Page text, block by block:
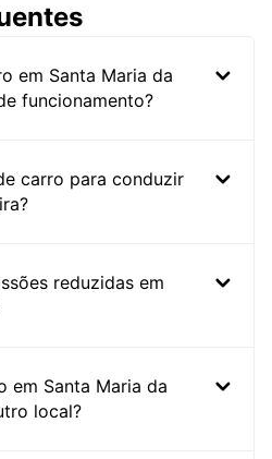
em Santa Maria da
funcionamento?
carro para conduzir
reduzidas em
em Santa Maria da
local?